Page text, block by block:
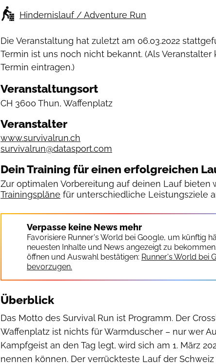
Hindernislauf / Adventure Run
Die Veranstaltung hat zuletzt am 06.03.2022
Termin ist uns noch nicht bekannt. (Als Veranstalter
Termin eintragen.)
Veranstaltungsort
CH 3600 Thun, Waffenplatz
Veranstalter
www.survivalrun.ch
survivalrun@datasport.com
Dein Training für einen erfolgreichen
Zur optimalen Vorbereitung auf deinen Lauf bieten
Trainingspläne für unterschiedliche Leistungsziele
Verpasse keine News mehr
Favorisiere Runner's World bei Google, um künftig
neuesten Inhalte und News angezeigt zu
öffnen und Auswahl bestätigen: Runner's World bei
bevorzugen.
Überblick
Das Motto des Survival Run ist Programm. Der
Waffenplatz ist nichts für Warmduscher – nur wer
Kampfgeist an den Tag legt, wird sich am 1. März
nennen können. Der verrückteste Lauf der